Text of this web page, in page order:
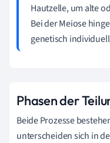
Hautzelle, um alte
Bei der Meiose
genetisch
Phasen der
Beide Prozesse
unterscheiden sich in